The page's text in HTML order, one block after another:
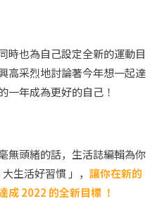
時也為自己設定全新的運動目
高采烈地討論著今年想一起達
一年成為更好的自己！
無頭緒的話，生活誌編輯為你
生活好習慣 」， 讓你在新的
成 2022 的全新目標 ！